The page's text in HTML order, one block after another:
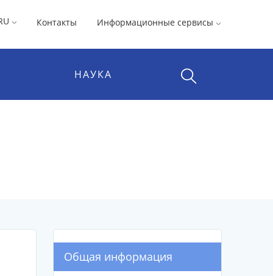
Контакты Информационные сервисы
НАУКА
Общая информация